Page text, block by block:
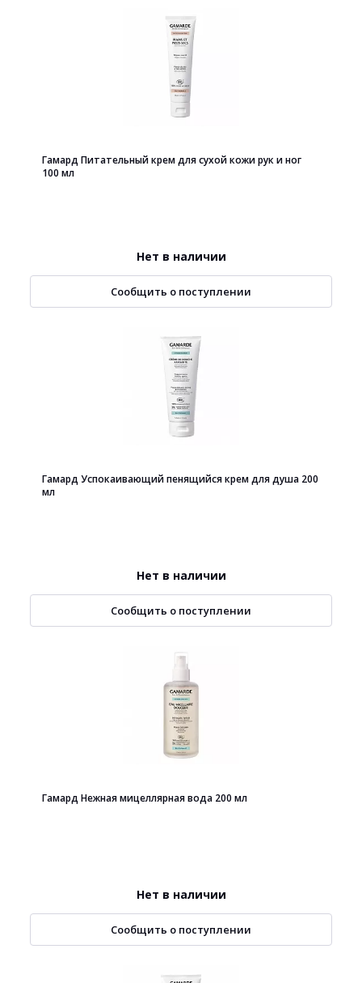
Гамард Питательный крем для сухой кожи рук и ног
100 мл
Нет в наличии
Сообщить о поступлении
Гамард Успокаивающий пенящийся крем для душа 200
мл
Нет в наличии
Сообщить о поступлении
Гамард Нежная мицеллярная вода 200 мл
Нет в наличии
Сообщить о поступлении